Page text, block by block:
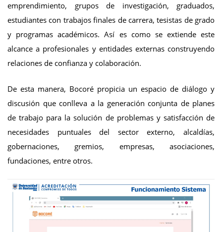
emprendimiento, grupos de investigación, graduados,
estudiantes con trabajos finales de carrera, tesistas de grado
y programas académicos. Así es como se extiende este
alcance a profesionales y entidades externas construyendo
relaciones de confianza y colaboración.
De esta manera, Bocoré propicia un espacio de diálogo y
discusión que conlleva a la generación conjunta de planes
de trabajo para la solución de problemas y satisfacción de
necesidades puntuales del sector externo, alcaldías,
gobernaciones, gremios, empresas, asociaciones,
fundaciones, entre otros.